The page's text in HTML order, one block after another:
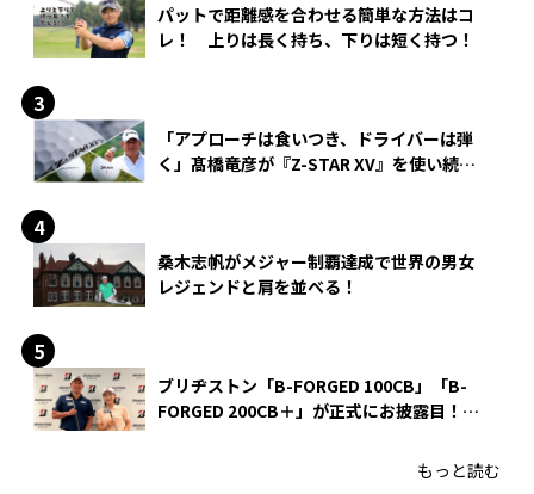
パットで距離感を合わせる簡単な方法はコ
レ！ 上りは長く持ち、下りは短く持つ！
「アプローチは食いつき、ドライバーは弾
く」髙橋竜彦が『Z-STAR XV』を使い続け
桑木志帆がメジャー制覇達成で世界の男女
レジェンドと肩を並べる！
ブリヂストン「B-FORGED 100CB」「B-
FORGED 200CB＋」が正式にお披露目！
もっと読む